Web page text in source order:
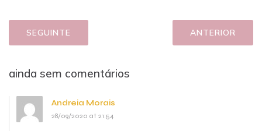
SEGUINTE ANTERIOR
ainda sem comentários
Andreia Morais
28/09/2020 at 21:54